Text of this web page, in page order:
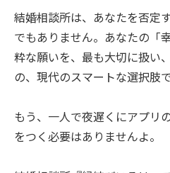
結婚相談所は、あなたを否定
でもありません。あなたの「
粋な願いを、最も大切に扱い
の、現代のスマートな選択肢で
もう、一人で夜遅くにアプリ
をつく必要はありませんよ。